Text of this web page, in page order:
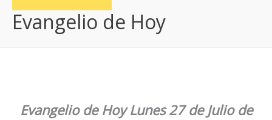
Evangelio de Hoy
Evangelio de Hoy Lunes 27 de Julio de